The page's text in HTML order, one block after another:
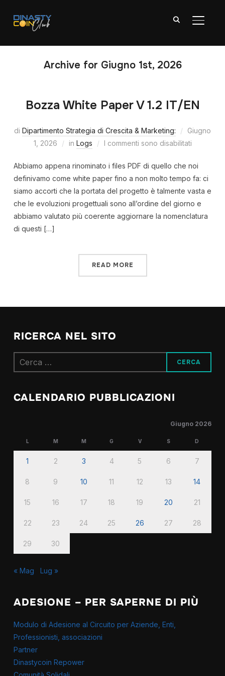
APRI/
Archive for Giugno 1st, 2026
Bozza White Paper V 1.2 IT/EN
di Dipartimento Strategia di Crescita & Marketing:
Giugno
1, 2026
in Logs I commenti sono disabilitati
Abbiamo appena rinominato i files PDF di quello che noi
definivamo come white paper fino a non molto tempo fa: ci
siamo accorti che la portata del progetto è talmente vasta e
che le evoluzioni progettuali sono all’ordine del giorno e
abbiamo valutato più coerente aggiornare la nomenclatura
di questi […]
READ MORE
RICERCA NEL SITO
Ricerca
per:
CALENDARIO PUBBLICAZIONI
Giugno 2026
L M M G V S D
1 2 3 4 5 6 7
8 9 10 11 12 13 14
15 16 17 18 19 20 21
22 23 24 25 26 27 28
29 30
« Mag Lug »
ADESIONE – PER SAPERNE DI PIÙ
Modulo di Adesione al Circuito per Aziende, Enti,
Professionisti, associazioni
Partner
Dinastycoin Repower